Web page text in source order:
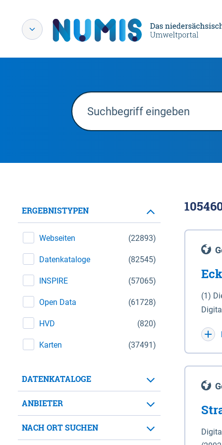
ERGEBNISTYPEN
(22893)
Webseiten
(82545)
Datenkataloge
(57065)
INSPIRE
(61728)
Open Data
(820)
HVD
(37491)
Karten
DATENKATALOGE
ANBIETER
NACH ORT SUCHEN
(1)
WGS
für
der in